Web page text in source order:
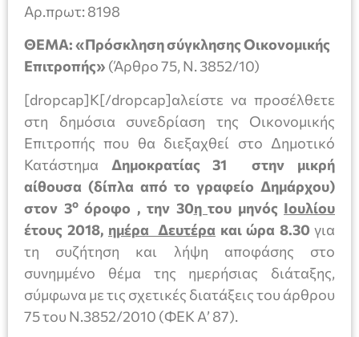
Aρ.πρωτ: 8198
ΘΕΜΑ: «Πρόσκληση σύγκλησης Οικονομικής
Επιτροπής» (Άρθρο 75, Ν. 3852/10)
[dropcap]Κ[/dropcap]αλείστε να προσέλθετε
στη δημόσια συνεδρίαση της Οικονομικής
Επιτροπής που θα διεξαχθεί στο Δημοτικό
Κατάστημα Δημοκρατίας 31 στην μικρή
αίθουσα (δίπλα από το γραφείο Δημάρχου)
στον 3οόροφο , την 30η του μηνός Ιουλίου
έτους 2018, ημέρα Δευτέρα και ώρα 8.30 για
τη συζήτηση και λήψη αποφάσης στο
συνημμένο θέμα της ημερήσιας διάταξης,
σύμφωνα με τις σχετικές διατάξεις του άρθρου
75 του Ν.3852/2010 (ΦΕΚ Α’ 87).